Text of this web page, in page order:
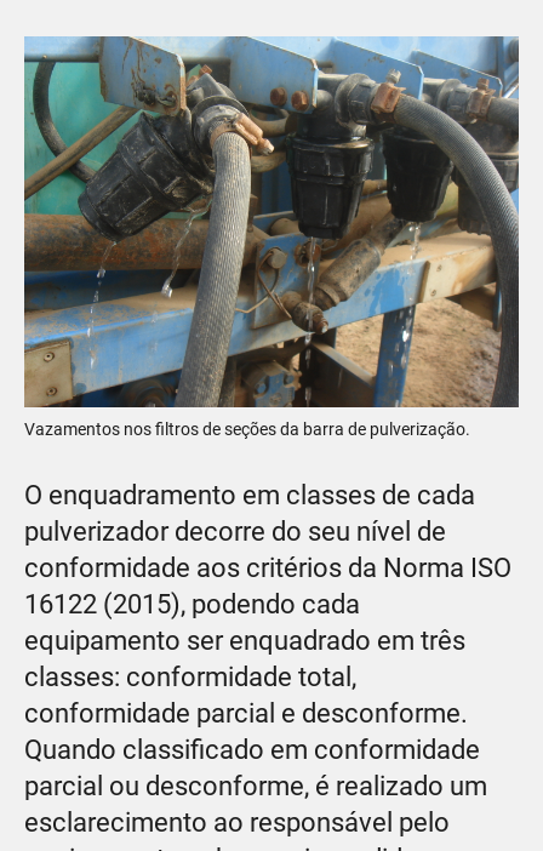
Vazamentos nos filtros de seções da barra de pulverização.
O enquadramento em classes de cada
pulverizador decorre do seu nível de
conformidade aos critérios da Norma ISO
16122 (2015), podendo cada
equipamento ser enquadrado em três
classes: conformidade total,
conformidade parcial e desconforme.
Quando classificado em conformidade
parcial ou desconforme, é realizado um
esclarecimento ao responsável pelo